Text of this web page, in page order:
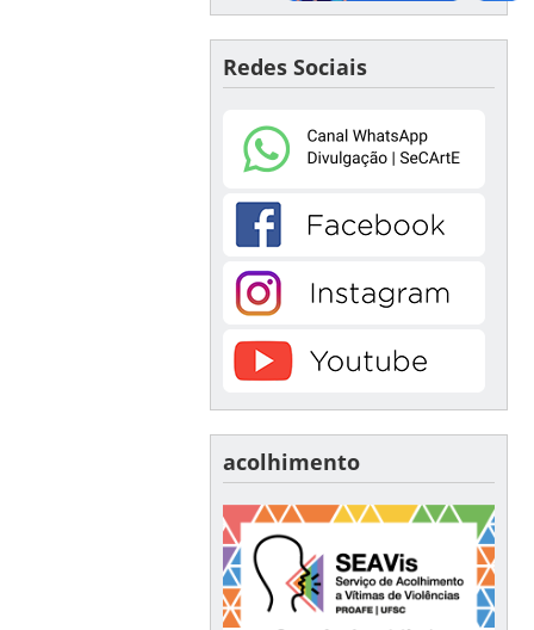
Redes Sociais
acolhimento